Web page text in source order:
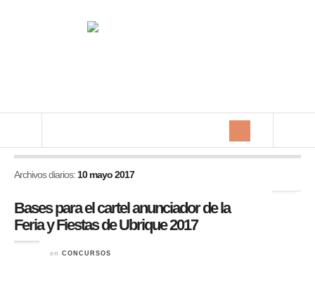
Archivos diarios: 10 mayo 2017
Bases para el cartel anunciador de la
Feria y Fiestas de Ubrique 2017
en CONCURSOS